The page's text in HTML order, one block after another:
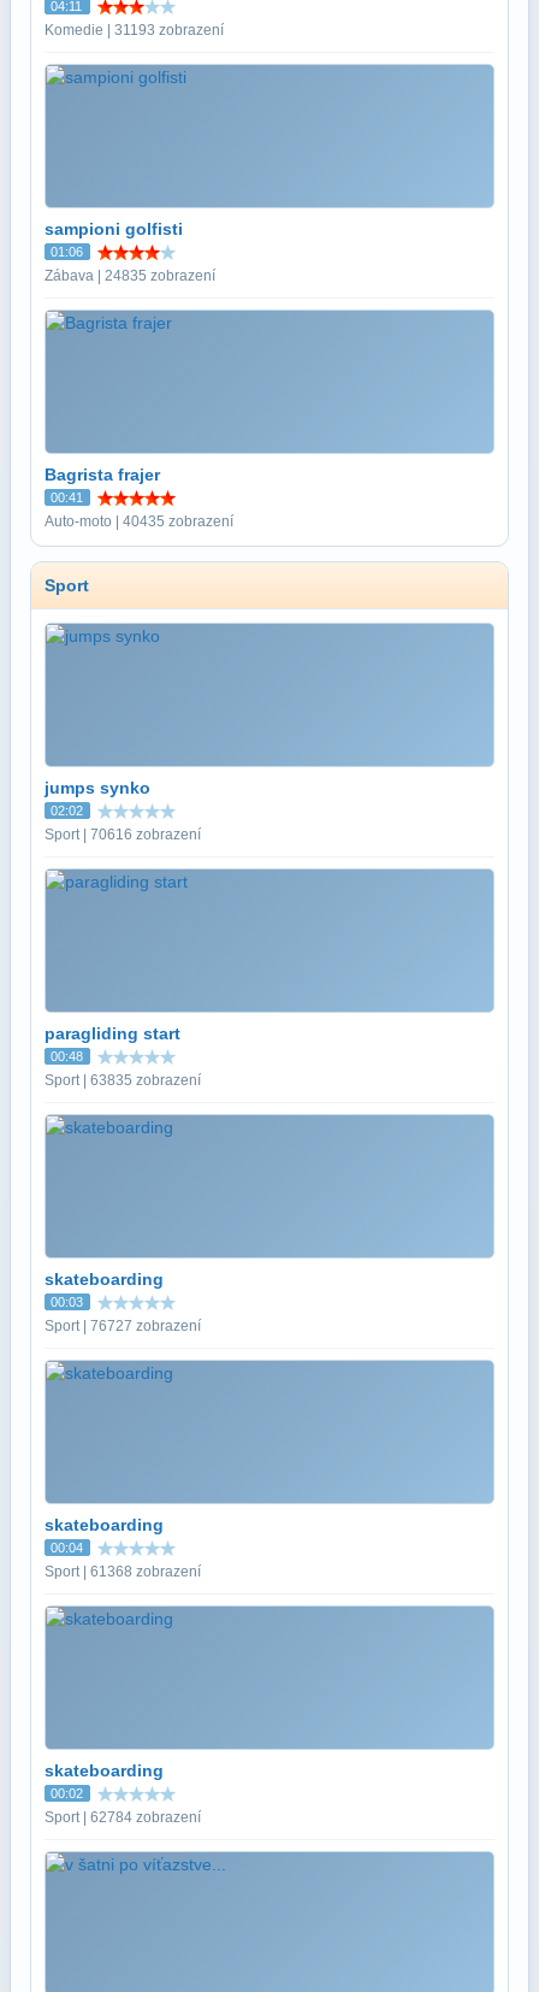
04:11
Komedie | 31193 zobrazení
sampioni golfisti
01:06
Zábava | 24835 zobrazení
Bagrista frajer
00:41
Auto-moto | 40435 zobrazení
Sport
jumps synko
02:02
Sport | 70616 zobrazení
paragliding start
00:48
Sport | 63835 zobrazení
skateboarding
00:03
Sport | 76727 zobrazení
skateboarding
00:04
Sport | 61368 zobrazení
skateboarding
00:02
Sport | 62784 zobrazení